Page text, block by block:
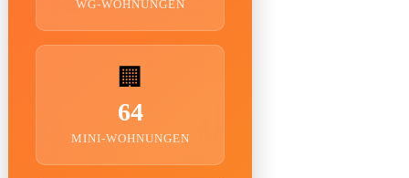
WG-WOHNUNGEN
🏢
64
MINI-WOHNUNGEN